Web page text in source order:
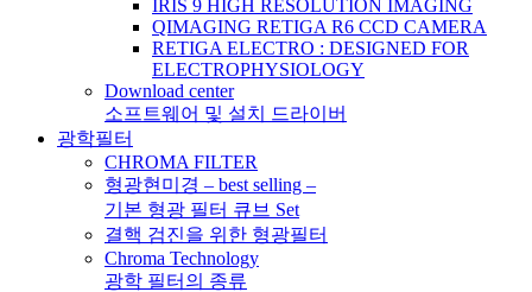
IRIS 9 HIGH RESOLUTION IMAGING
QIMAGING RETIGA R6 CCD CAMERA
RETIGA ELECTRO : DESIGNED FOR
ELECTROPHYSIOLOGY
Download center
소프트웨어 및 설치 드라이버
광학필터
CHROMA FILTER
형광현미경 – best selling –
기본 형광 필터 큐브 Set
결핵 검진을 위한 형광필터
Chroma Technology
광학 필터의 종류